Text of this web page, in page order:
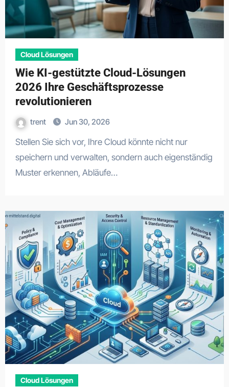
Cloud Lösungen
Wie KI-gestützte Cloud-Lösungen
2026 Ihre Geschäftsprozesse
revolutionieren
trent Jun 30, 2026
Stellen Sie sich vor, Ihre Cloud könnte nicht nur
speichern und verwalten, sondern auch eigenständig
Muster erkennen, Abläufe…
Cloud Lösungen